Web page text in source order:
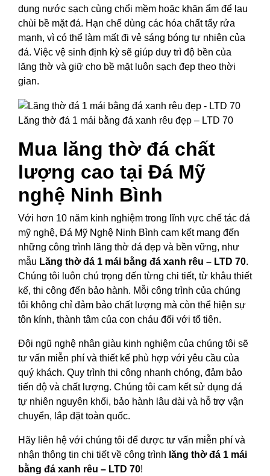
dụng nước sạch cùng chổi mềm hoặc khăn ẩm để lau
chùi bề mặt đá. Hạn chế dùng các hóa chất tẩy rửa
mạnh, vì có thể làm mất đi vẻ sáng bóng tự nhiên của
đá. Việc vệ sinh định kỳ sẽ giúp duy trì độ bền của
lăng thờ và giữ cho bề mặt luôn sạch đẹp theo thời
gian.
Lăng thờ đá 1 mái bằng đá xanh rêu đẹp – LTD 70
Mua lăng thờ đá chất
lượng cao tại Đá Mỹ
nghệ Ninh Bình
Với hơn 10 năm kinh nghiệm trong lĩnh vực chế tác đá
mỹ nghệ, Đá Mỹ Nghệ Ninh Bình cam kết mang đến
những công trình lăng thờ đá đẹp và bền vững, như
mẫu Lăng thờ đá 1 mái bằng đá xanh rêu – LTD 70.
Chúng tôi luôn chú trọng đến từng chi tiết, từ khâu thiết
kế, thi công đến bảo hành. Mỗi công trình của chúng
tôi không chỉ đảm bảo chất lượng mà còn thể hiện sự
tôn kính, thành tâm của con cháu đối với tổ tiên.
Đội ngũ nghệ nhân giàu kinh nghiệm của chúng tôi sẽ
tư vấn miễn phí và thiết kế phù hợp với yêu cầu của
quý khách. Quy trình thi công nhanh chóng, đảm bảo
tiến độ và chất lượng. Chúng tôi cam kết sử dụng đá
tự nhiên nguyên khối, bảo hành lâu dài và hỗ trợ vận
chuyển, lắp đặt toàn quốc.
Hãy liên hệ với chúng tôi để được tư vấn miễn phí và
nhận thông tin chi tiết về công trình lăng thờ đá 1 mái
bằng đá xanh rêu – LTD 70!